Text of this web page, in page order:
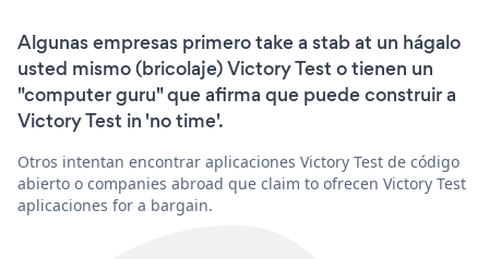
Algunas empresas primero take a stab at un hágalo
usted mismo (bricolaje) Victory Test o tienen un
"computer guru" que afirma que puede construir a
Victory Test in 'no time'.
Otros intentan encontrar aplicaciones Victory Test de código
abierto o companies abroad que claim to ofrecen Victory Test
aplicaciones for a bargain.